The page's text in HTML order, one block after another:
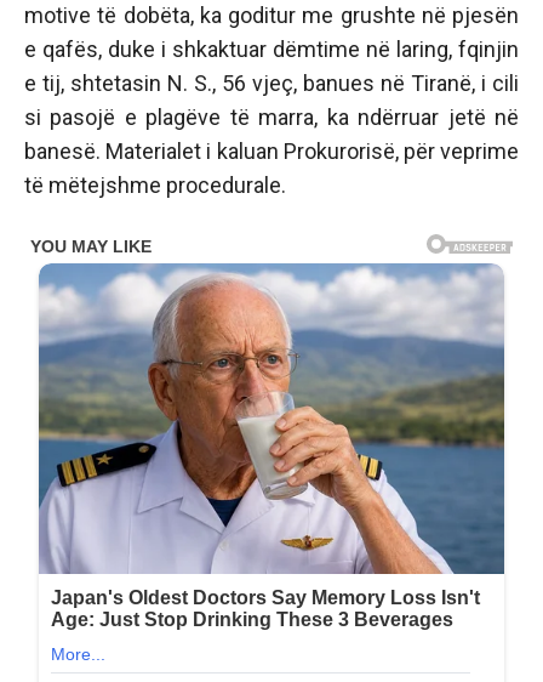
motive të dobëta, ka goditur me grushte në pjesën
e qafës, duke i shkaktuar dëmtime në laring, fqinjin
e tij, shtetasin N. S., 56 vjeç, banues në Tiranë, i cili
si pasojë e plagëve të marra, ka ndërruar jetë në
banesë. Materialet i kaluan Prokurorisë, për veprime
të mëtejshme procedurale.